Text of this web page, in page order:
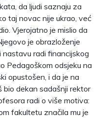
da ljudi saznaju za
taj novac nije ukrao, već
Vjerojatno je mislio da
je obrazloženje
nastavu radi financijskog
Pedagoškom odsjeku na
opustošen, i da je na
bio dekan sadašnji rektor
radi o više motiva:
fakultetu značila mu je